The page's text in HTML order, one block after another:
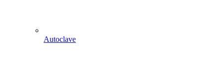
Autoclave